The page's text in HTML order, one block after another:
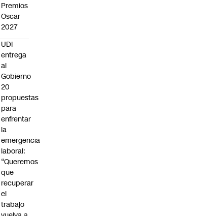
Premios
Oscar
2027
UDI
entrega
al
Gobierno
20
propuestas
para
enfrentar
la
emergencia
laboral:
“Queremos
que
recuperar
el
trabajo